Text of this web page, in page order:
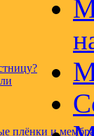
плёнки и